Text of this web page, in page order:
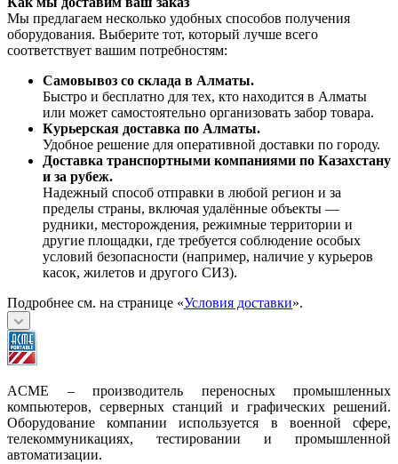
Мы предлагаем несколько удобных способов получения
оборудования. Выберите тот, который лучше всего
соответствует вашим потребностям:
Самовывоз со склада в Алматы.
Быстро и бесплатно для тех, кто находится в Алматы
или может самостоятельно организовать забор товара.
Курьерская доставка по Алматы.
Удобное решение для оперативной доставки по городу.
Доставка транспортными компаниями по Казахстану
и за рубеж.
Надежный способ отправки в любой регион и за
пределы страны, включая удалённые объекты —
рудники, месторождения, режимные территории и
другие площадки, где требуется соблюдение особых
условий безопасности (например, наличие у курьеров
касок, жилетов и другого СИЗ).
Подробнее см. на странице «Условия доставки».
ACME – производитель переносных промышленных
компьютеров, серверных станций и графических решений.
Оборудование компании используется в военной сфере,
телекоммуникациях, тестировании и промышленной
автоматизации.